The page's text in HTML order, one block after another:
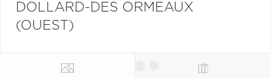
DOLLARD-DES ORMEAUX
(OUEST)